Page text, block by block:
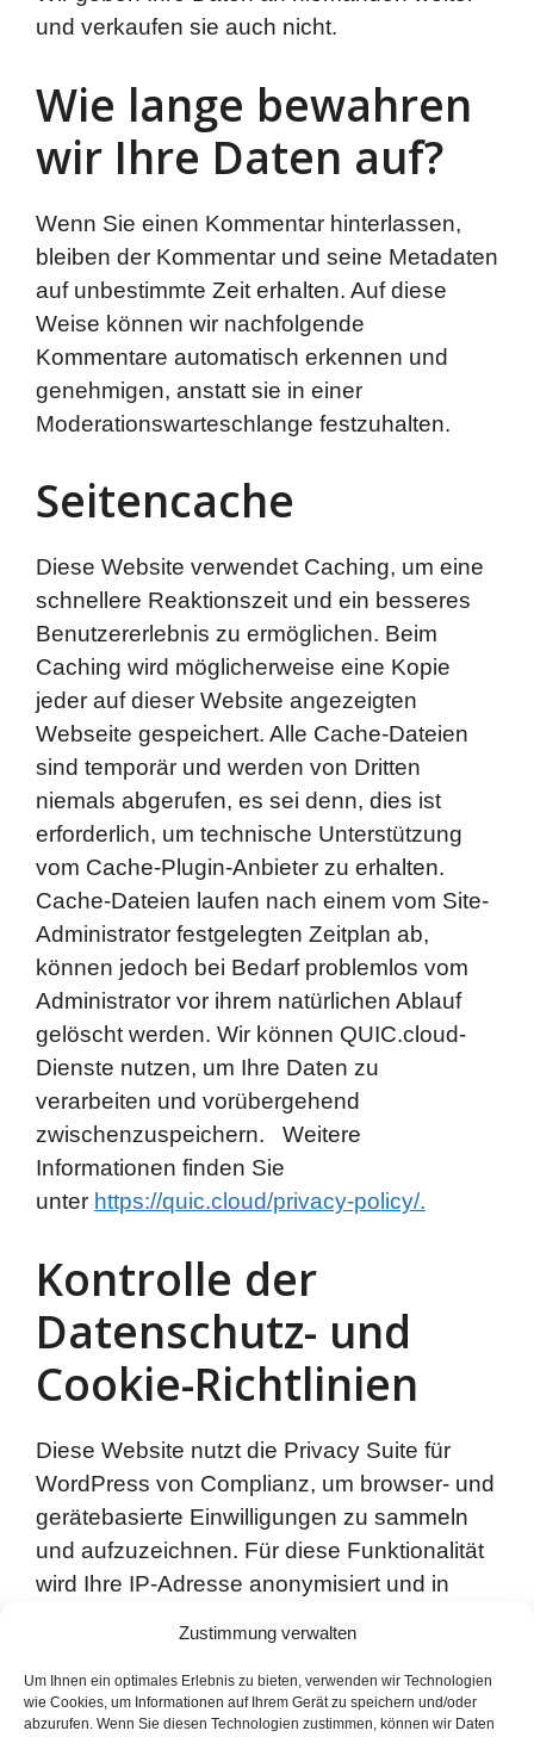
Zustimmung verwalten
Um Ihnen ein optimales Erlebnis zu bieten, verwenden wir Technologien
wie Cookies, um Informationen auf Ihrem Gerät zu speichern und/oder
abzurufen. Wenn Sie diesen Technologien zustimmen, können wir Daten
und verkaufen sie auch nicht.
Wie lange bewahren
wir Ihre Daten auf?
Wenn Sie einen Kommentar hinterlassen,
bleiben der Kommentar und seine Metadaten
auf unbestimmte Zeit erhalten. Auf diese
Weise können wir nachfolgende
Kommentare automatisch erkennen und
genehmigen, anstatt sie in einer
Moderationswarteschlange festzuhalten.
Seitencache
Diese Website verwendet Caching, um eine
schnellere Reaktionszeit und ein besseres
Benutzererlebnis zu ermöglichen. Beim
Caching wird möglicherweise eine Kopie
jeder auf dieser Website angezeigten
Webseite gespeichert. Alle Cache-Dateien
sind temporär und werden von Dritten
niemals abgerufen, es sei denn, dies ist
erforderlich, um technische Unterstützung
vom Cache-Plugin-Anbieter zu erhalten.
Cache-Dateien laufen nach einem vom Site-
Administrator festgelegten Zeitplan ab,
können jedoch bei Bedarf problemlos vom
Administrator vor ihrem natürlichen Ablauf
gelöscht werden. Wir können QUIC.cloud-
Dienste nutzen, um Ihre Daten zu
verarbeiten und vorübergehend
zwischenzuspeichern. Weitere
Informationen finden Sie
unter https://quic.cloud/privacy-policy/.
Kontrolle der
Datenschutz- und
Cookie-Richtlinien
Diese Website nutzt die Privacy Suite für
WordPress von Complianz, um browser- und
gerätebasierte Einwilligungen zu sammeln
und aufzuzeichnen. Für diese Funktionalität
wird Ihre IP-Adresse anonymisiert und in
Dienst verarbeitet keine personenbezogenen
Daten und gibt keine Daten an den
Dienstanbieter weiter. Weitere Informationen